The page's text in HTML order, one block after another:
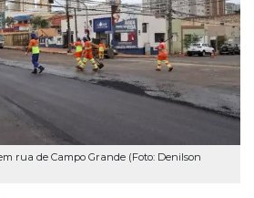
rua de Campo Grande (Foto: Denilson